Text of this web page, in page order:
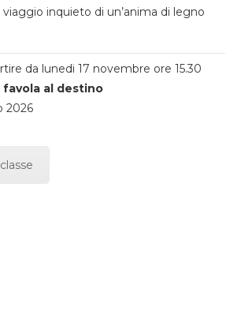
viaggio inquieto di un’anima di legno
da lunedi 17 novembre ore 15.30
favola al destino
2026